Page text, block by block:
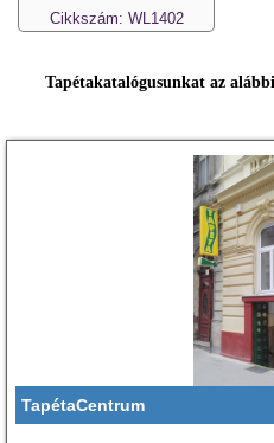
Cikkszám: WL1402
Tapétakatalógusunkat az
TapétaCentrum